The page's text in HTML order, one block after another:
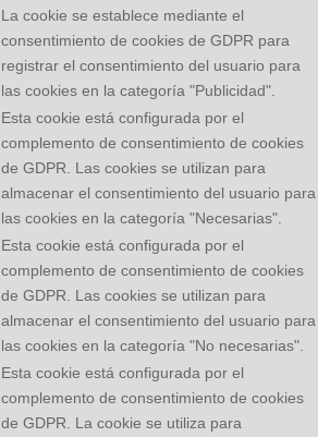
La cookie se establece mediante el
consentimiento de cookies de GDPR para
registrar el consentimiento del usuario para
las cookies en la categoría "Publicidad".
Esta cookie está configurada por el
complemento de consentimiento de cookies
de GDPR. Las cookies se utilizan para
almacenar el consentimiento del usuario para
las cookies en la categoría "Necesarias".
Esta cookie está configurada por el
complemento de consentimiento de cookies
de GDPR. Las cookies se utilizan para
almacenar el consentimiento del usuario para
las cookies en la categoría "No necesarias".
Esta cookie está configurada por el
complemento de consentimiento de cookies
de GDPR. La cookie se utiliza para